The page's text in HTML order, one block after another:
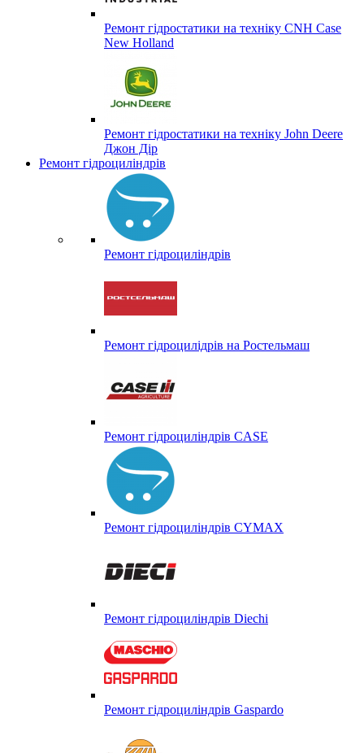
Ремонт гідростатики на техніку CNH Case
New Holland
Ремонт гідростатики на техніку John Deere
Джон Дір
Ремонт гідроциліндрів
Ремонт гідроциліндрів
Ремонт гідроцилідрів на Ростельмаш
Ремонт гідроциліндрів CASE
Ремонт гідроциліндрів CYMAX
Ремонт гідроциліндрів Diechi
Ремонт гідроциліндрів Gaspardo